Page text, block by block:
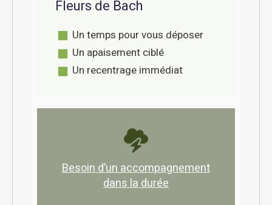
Fleurs de Bach
Un temps pour vous déposer
Un apaisement ciblé
Un recentrage immédiat
Besoin d’un accompagnement
dans la durée